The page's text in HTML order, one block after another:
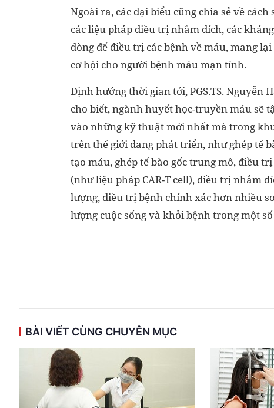
Ngoài ra, các đại biểu cũng chia sẻ về cách
các liệu pháp điều trị nhắm đích, các
dòng để điều trị các bệnh về máu, mang
cơ hội cho người bệnh máu mạn tính.
Định hướng thời gian tới, PGS.TS. Nguyễn
cho biết, ngành huyết học-truyền máu sẽ
vào những kỹ thuật mới nhất mà trong
trên thế giới đang phát triển, như ghép tế
tạo máu, ghép tế bào gốc trung mô, điều trị
(như liệu pháp CAR-T cell), điều trị nhắm
lượng, điều trị bệnh chính xác hơn nhiều
lượng cuộc sống và khỏi bệnh trong một
BÀI VIẾT CÙNG CHUYÊN MỤC